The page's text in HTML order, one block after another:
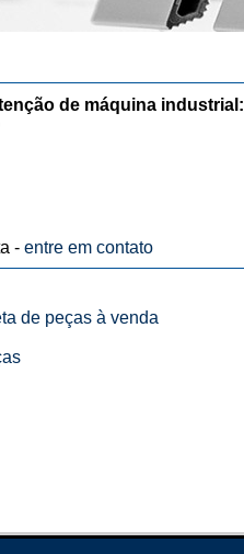
de máquina industrial:
- entre em contato
de peças à venda